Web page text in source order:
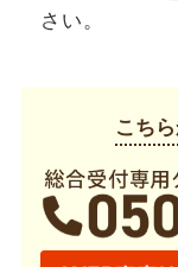
さい。
こち